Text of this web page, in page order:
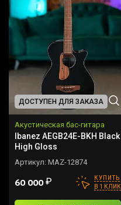
ДОСТУПЕН ДЛЯ ЗАКАЗА
Акустическая бас-гитара
Ibanez AEGB24E-BKH Black
High Gloss
Артикул: MAZ-12874
60 000₽
КУПИТЬ
В 1 КЛИК